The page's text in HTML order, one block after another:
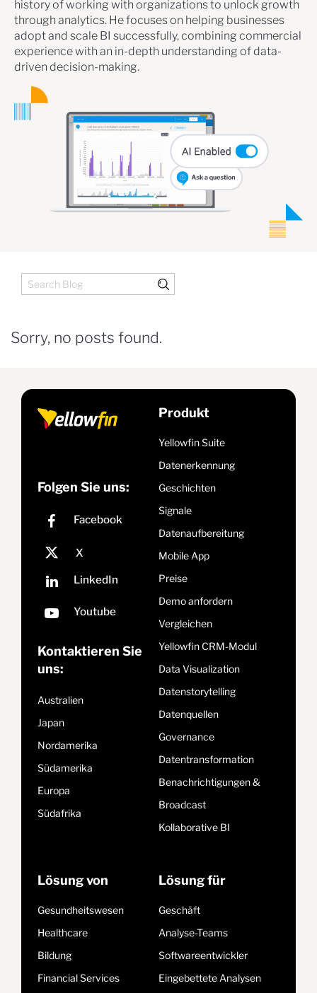
history of working with organizations to unlock growth
through analytics. He focuses on helping businesses
adopt and scale BI successfully, combining commercial
experience with an in-depth understanding of data-
driven decision-making.
Sorry, no posts found.
Folgen Sie uns:
Kontaktieren Sie
uns:
Australien
Japan
Nordamerika
Südamerika
Europa
Südafrika
Produkt
Yellowfin Suite
Datenerkennung
Geschichten
Signale
Datenaufbereitung
Mobile App
Preise
Demo anfordern
Vergleichen
Yellowfin CRM-Modul
Data Visualization
Datenstorytelling
Datenquellen
Governance
Datentransformation
Benachrichtigungen &
Broadcast
Kollaborative BI
Lösung von
Gesundheitswesen
Healthcare
Bildung
Financial Services
Lösung für
Geschäft
Analyse-Teams
Softwareentwickler
Eingebettete Analysen